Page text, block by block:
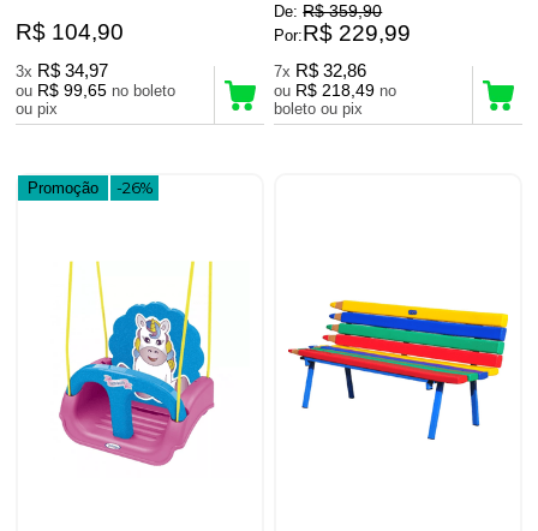
R$ 104,90
3x R$ 34,97
ou R$ 99,65 no boleto
ou pix
De: R$ 359,90
Por:R$ 229,99
7x R$ 32,86
ou R$ 218,49 no
boleto ou pix
Promoção -26%